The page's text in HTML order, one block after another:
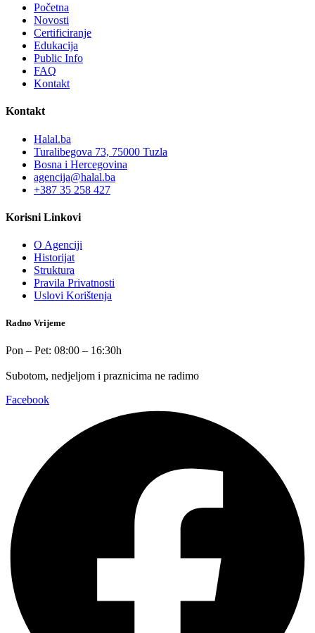
Početna
Novosti
Certificiranje
Edukacija
Public Info
FAQ
Kontakt
Kontakt
Halal.ba
Turalibegova 73, 75000 Tuzla
Bosna i Hercegovina
agencija@halal.ba
+387 35 258 427
Korisni Linkovi
O Agenciji
Historijat
Struktura
Pravila Privatnosti
Uslovi Korištenja
Radno Vrijeme
Pon – Pet: 08:00 – 16:30h
Subotom, nedjeljom i praznicima ne radimo
Facebook